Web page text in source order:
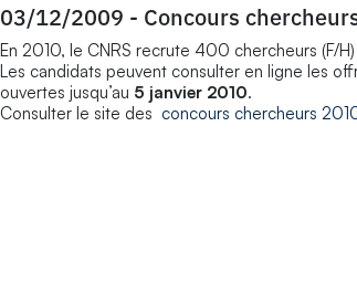
03/12/2009 - Concours
En 2010, le CNRS recrute 400 chercheurs (F/
Les candidats peuvent consulter en ligne les
ouvertes jusqu’au 5 janvier 2010.
Consulter le site des concours chercheurs